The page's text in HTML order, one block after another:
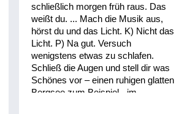
schließlich morgen früh raus. Das
weißt du. ... Mach die Musik aus,
hörst du und das Licht. K) Nicht das
Licht. P) Na gut. Versuch
wenigstens etwas zu schlafen.
Schließ die Augen und stell dir was
Schönes vor – einen ruhigen glatten
Bergsee zum Beispiel - im